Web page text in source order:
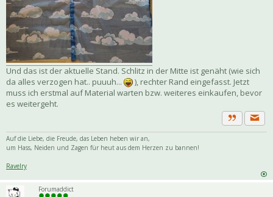
Und das ist der aktuelle Stand. Schlitz in der Mitte ist genäht (wie sich
da alles verzogen hat.. puuuh...
), rechter Rand eingefasst. Jetzt
muss ich erstmal auf Material warten bzw. weiteres einkaufen, bevor
es weitergeht.
Zitat
Auf die Liebe, die Freude, das Leben heben wir an,
um Hass, Neiden und Zagen für heut aus dem Herzen zu bannen!
Ravelry
Forumaddict